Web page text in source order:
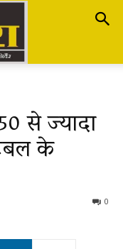
से ज्यादा
के
0